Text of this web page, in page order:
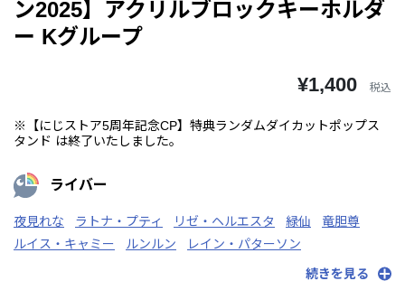
ン2025】アクリルブロックキーホルダ
ー Kグループ
¥1,400 税込
※【にじストア5周年記念CP】特典ランダムダイカットポップス
タンド は終了いたしました。
ライバー
夜見れな ラトナ・プティ リゼ・ヘルエスタ 緑仙
竜胆尊
ルイス・キャミー
ルンルン
レイン・パターソン
ローレン・イロアス
続きを見る